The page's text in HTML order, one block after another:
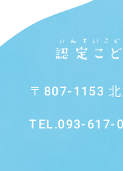
〒807-1153
TEL.093-617-